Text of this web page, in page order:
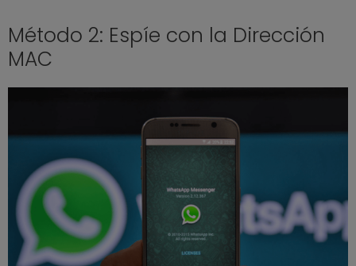
Método 2: Espíe con la Dirección
MAC